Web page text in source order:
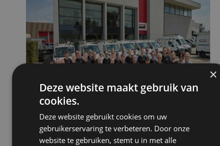
×
Deze website maakt gebruik van
cookies.
Deze website gebruikt cookies om uw
gebruikerservaring te verbeteren. Door onze
website te gebruiken, stemt u in met alle